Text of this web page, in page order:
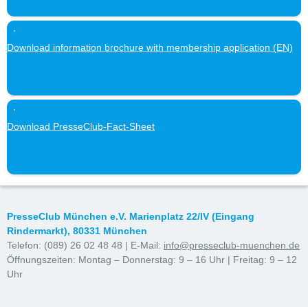
Download information brochure with membership application (EN)
Download PresseClub-Fact-Sheet
PresseClub München e.V. Marienplatz 22/IV (Eingang
Rindermarkt), 80331 München
Telefon: (089) 26 02 48 48 | E-Mail: info@presseclub-muenchen.de
Öffnungszeiten: Montag – Donnerstag: 9 – 16 Uhr | Freitag: 9 – 12
Uhr